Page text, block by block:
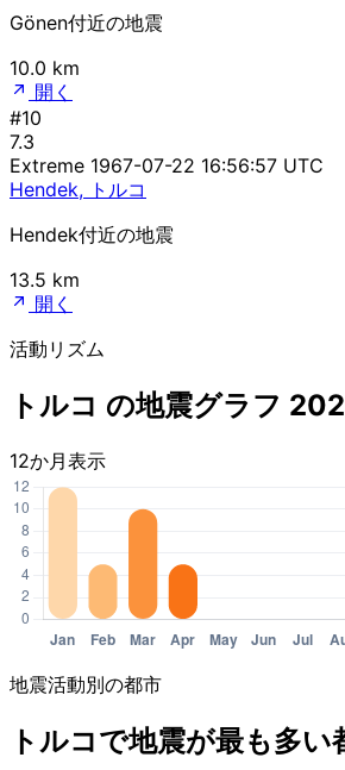
Gönen付近の地震
10.0 km
開く
#10
7.3
Extreme 1967-07-22 16:56:57 UTC
Hendek, トルコ
Hendek付近の地震
13.5 km
開く
活動リズム
トルコ の地震グラフ
12か月表示
地震活動別の都市
トルコで地震が最も多い